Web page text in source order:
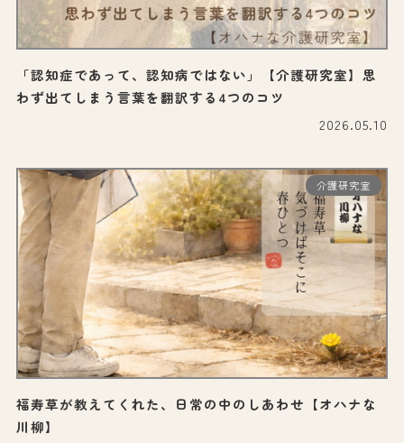
「認知症であって、認知病ではない」【介護研究室】思
わず出てしまう言葉を翻訳する4つのコツ
2026.05.10
介護研究室
福寿草が教えてくれた、日常の中のしあわせ【オハナな
川柳】